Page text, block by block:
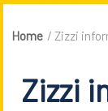
Home / Zizzi
Zizzi